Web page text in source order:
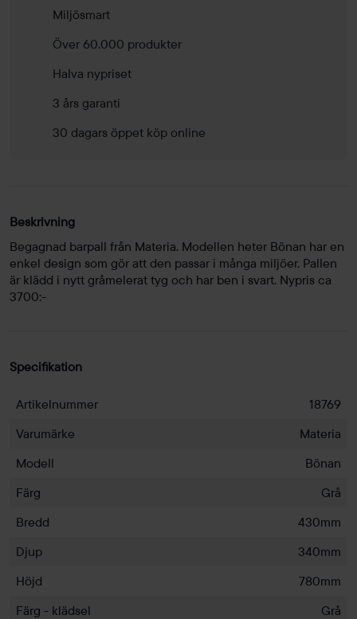
Miljösmart
Över 60.000 produkter
Halva nypriset
3 års garanti
30 dagars öppet köp online
Beskrivning
Begagnad barpall från Materia. Modellen heter Bönan har en
enkel design som gör att den passar i många miljöer. Pallen
är klädd i nytt gråmelerat tyg och har ben i svart. Nypris ca
3700:-
Specifikation
Artikelnummer
18769
Varumärke
Materia
Modell
Bönan
Färg
Grå
Bredd
430mm
Djup
340mm
Höjd
780mm
Färg - klädsel
Grå